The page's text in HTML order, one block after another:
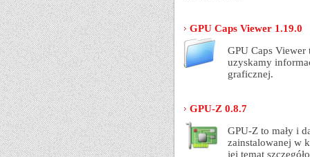
GPU Caps Viewer 1.19.0
GPU Caps
uzyskamy
graficznej.
GPU-Z 0.8.7
GPU-Z to mały i
zainstalowanej w
jej temat